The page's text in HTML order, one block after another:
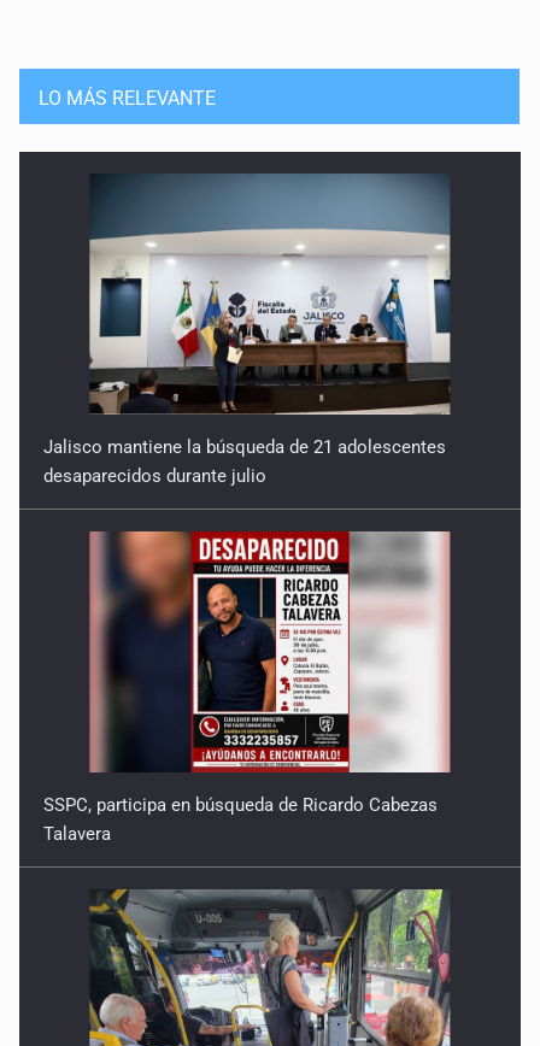
LO MÁS RELEVANTE
Jalisco mantiene la búsqueda de 21 adolescentes
desaparecidos durante julio
SSPC, participa en búsqueda de Ricardo Cabezas
Talavera